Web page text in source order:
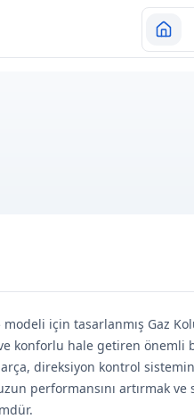
modeli için tasarlanmış Gaz
konforlu hale getiren önemli
direksiyon kontrol
performansını artırmak